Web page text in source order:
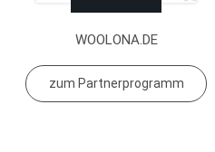
WOOLONA.DE
zum Partnerprogramm